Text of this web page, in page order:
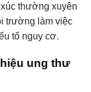
thường xuyên
trường làm việc
tố nguy cơ.
ung thư